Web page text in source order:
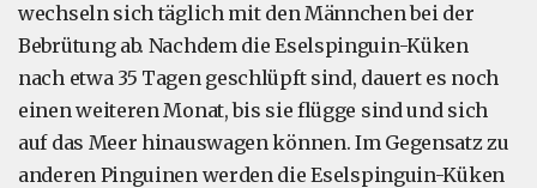
wechseln sich täglich mit den Männchen bei der
Bebrütung ab. Nachdem die Eselspinguin-Küken
nach etwa 35 Tagen geschlüpft sind, dauert es noch
einen weiteren Monat, bis sie flügge sind und sich
auf das Meer hinauswagen können. Im Gegensatz zu
anderen Pinguinen werden die Eselspinguin-Küken